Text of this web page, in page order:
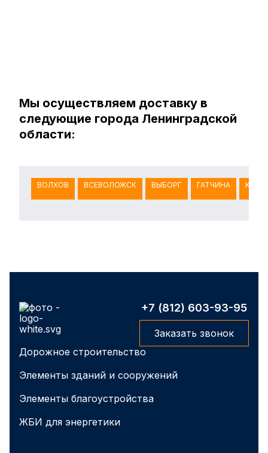
Мы осуществляем доставку в
следующие города Ленинградской
области:
ВОЛХОВ ВСЕВОЛОЖСК ВЫБОРГ ГАТЧИНА
+7 (812) 603-93-95
Заказать звонок
Дорожное строительство
Элементы зданий и сооружений
Элементы благоустройства
ЖБИ для энергетики